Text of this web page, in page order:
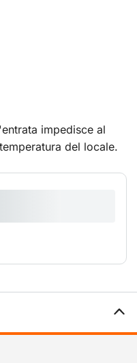
impedisce al
del locale.
ricorrendo in minor